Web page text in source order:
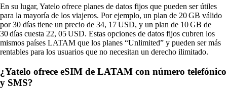
En su lugar, Yatelo ofrece planes de datos fijos que pueden ser útiles
para la mayoría de los viajeros. Por ejemplo, un plan de 20 GB válido
por 30 días tiene un precio de 34, 17 USD, y un plan de 10 GB de
30 días cuesta 22, 05 USD. Estas opciones de datos fijos cubren los
mismos países LATAM que los planes “Unlimited” y pueden ser más
rentables para los usuarios que no necesitan un derecho ilimitado.
¿Yatelo ofrece eSIM de LATAM con número telefónico
y SMS?